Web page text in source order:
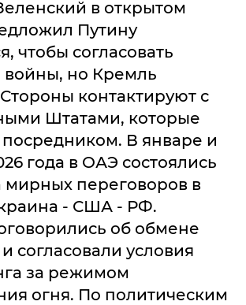
в открытом
Путину
чтобы согласовать
войны, но Кремль
Стороны контактируют с
Штатами, которые
В январе и
года в ОАЭ состоялись
мирных переговоров в
- США - РФ.
об обмене
согласовали условия
за режимом
огня. По политическим